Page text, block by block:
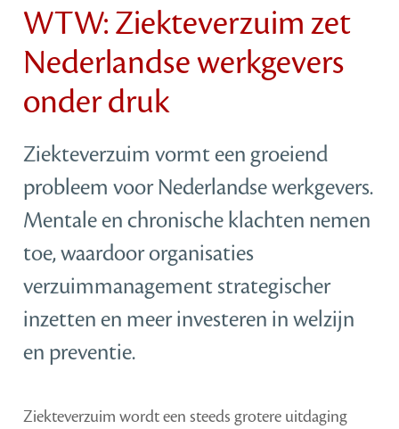
WTW: Ziekteverzuim zet
Nederlandse werkgevers
onder druk
Ziekteverzuim vormt een groeiend
probleem voor Nederlandse werkgevers.
Mentale en chronische klachten nemen
toe, waardoor organisaties
verzuimmanagement strategischer
inzetten en meer investeren in welzijn
en preventie.
Ziekteverzuim wordt een steeds grotere uitdaging